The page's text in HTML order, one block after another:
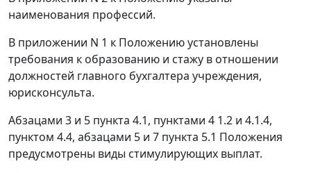
наименования профессий.
В приложении N 1 к Положению установлены
требования к образованию и стажу в отношении
должностей главного бухгалтера учреждения,
юрисконсульта.
Абзацами 3 и 5 пункта 4.1, пунктами 4 1.2 и 4.1.4,
пунктом 4.4, абзацами 5 и 7 пункта 5.1 Положения
предусмотрены виды стимулирующих выплат.